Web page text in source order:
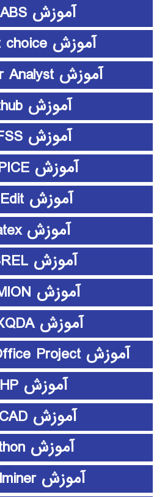
آموزش ETABS
آموزش expert choice
آموزش Frontier Analyst
آموزش github
آموزش HFSS
آموزش HSPICE
آموزش L-Edit
آموزش Latex
آموزش LISREL
آموزش LUMION
آموزش MAXQDA
آموزش Microsoft Office Project
آموزش PHP
آموزش PSCAD
آموزش python
آموزش rapidminer